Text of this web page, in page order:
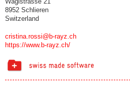
8952 Schlieren
Switzerland
cristina.rossi@b-rayz.ch
https://www.b-rayz.ch/